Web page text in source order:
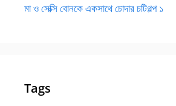
মা ও সেক্সি বোনকে একসাথে চোদার চটিগল্প ১
Tags